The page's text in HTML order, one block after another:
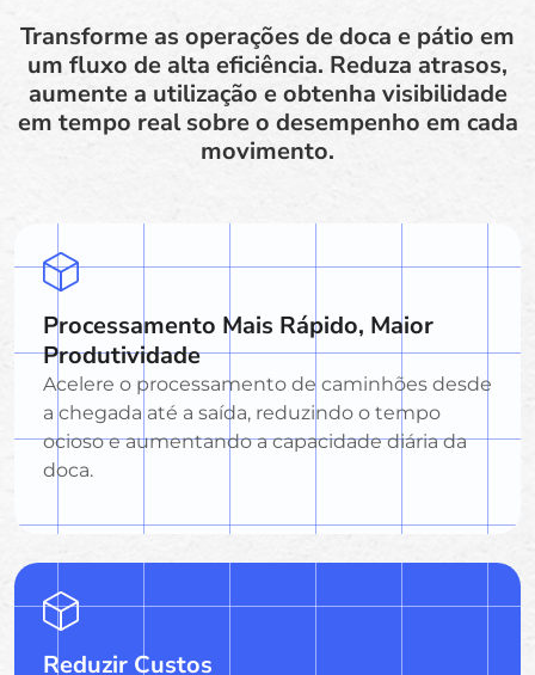
Transforme as operações de doca e pátio em
um fluxo de alta eficiência. Reduza atrasos,
aumente a utilização e obtenha visibilidade
em tempo real sobre o desempenho em cada
movimento.
Processamento Mais Rápido, Maior
Produtividade
Acelere o processamento de caminhões desde
a chegada até a saída, reduzindo o tempo
ocioso e aumentando a capacidade diária da
doca.
Reduzir Custos